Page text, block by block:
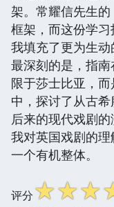
架。常耀信先生
框架，而这份学
我填充了更为生
最深刻的是，指
限于莎士比亚，
中，探讨了从古
后来的现代戏剧
我对英国戏剧的
一个有机整体。
评分☆☆☆